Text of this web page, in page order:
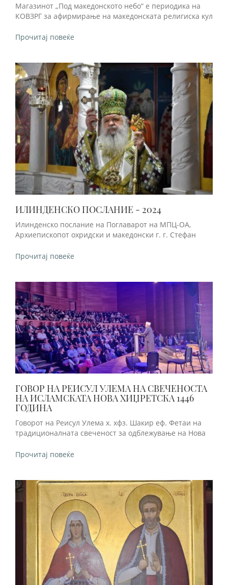
Магазинот „Под македонското небо“ е периодика на
КОВЗРГ за афирмирање на македонската религиска кул
Прочитај повеќе
ИЛИНДЕНСКО ПОСЛАНИЕ - 2024
Илинденско послание на Поглаварот на МПЦ-ОА,
Архиепископот охридски и македонски г. г. Стефан
Прочитај повеќе
ГОВОР НА РЕИСУЛ УЛЕМА НА СВЕЧЕНОСТА
НА ИСЛАМСКАТА НОВА ХИЏРЕТСКА 1446
ГОДИНА
Говорот на Реисул Улема х. хфз. Шакир еф. Фетаи на
традиционалната свеченост за одблежување на Нова
Прочитај повеќе